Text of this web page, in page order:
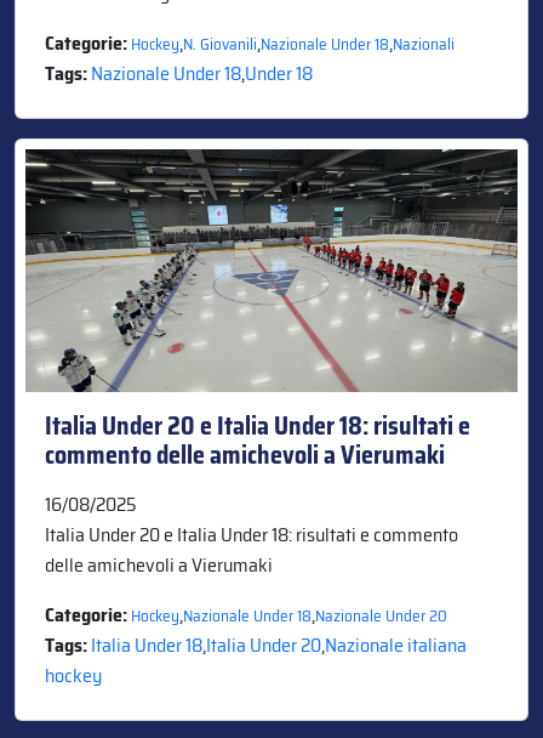
Categorie:Hockey,N. Giovanili,Nazionale Under 18,Nazionali
Tags:Nazionale Under 18,Under 18
Italia Under 20 e Italia Under 18: risultati e
commento delle amichevoli a Vierumaki
16/08/2025
Italia Under 20 e Italia Under 18: risultati e commento
delle amichevoli a Vierumaki
Categorie:Hockey,Nazionale Under 18,Nazionale Under 20
Tags:Italia Under 18,Italia Under 20,Nazionale italiana
hockey